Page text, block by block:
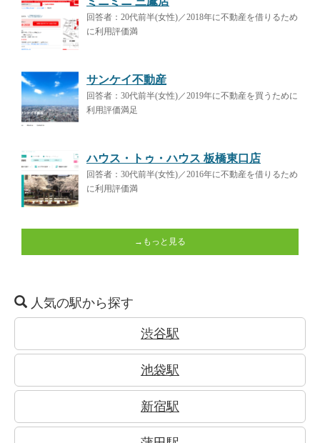
回答者：20代前半(女性)／2018年に不動産を借りるため
に利用評価満
サンケイ不動産
回答者：30代前半(女性)／2019年に不動産を買うために
利用評価満足
ハウス・トゥ・ハウス 板橋東口店
回答者：30代前半(女性)／2016年に不動産を借りるため
に利用評価満
→もっと見る
人気の駅から探す
渋谷駅
池袋駅
新宿駅